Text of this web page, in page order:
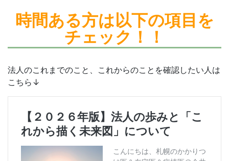
時間ある方は以下の項目を
チェック！！
法人のこれまでのこと、これからのことを確認したい人は
こちら↓